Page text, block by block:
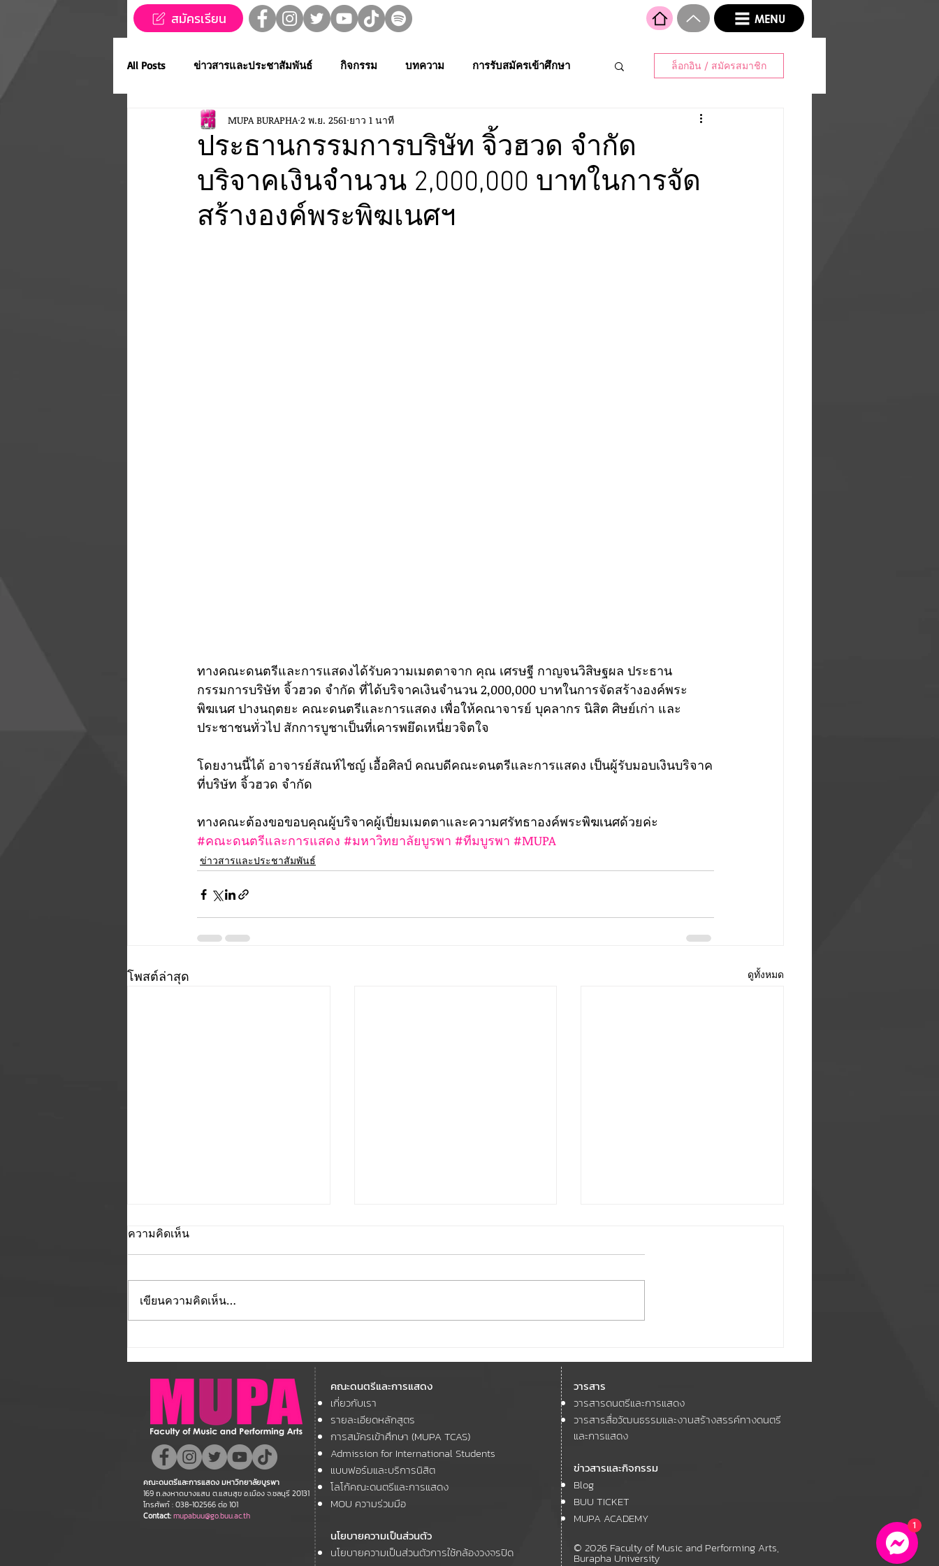
สมัครเรียน MENU
All Posts ข่าวสารและประชาสัมพันธ์ กิจกรรม บทความ การรับสมัครเข้าศึกษา
ข่าวทุนการศึกษา MUPA ชวนชม👀🍿 MUPA On Stage 🌟
Western Music Applied Performing Art Creative Thai Music and Dance Media Cult.
ล็อกอิน / สมัครสมาชิก
ประธานกรรมการบริษัท จิ้วฮวด จำกัด
บริจาคเงินจำนวน 2,000,000 บาทในการจัด
สร้างองค์พระพิฆเนศฯ
MUPA BURAPHA 2 พ.ย. 2561 ยาว 1 นาที
ทางคณะดนตรีและการแสดงได้รับความเมตตาจาก คุณ เศรษฐี กาญจนวิสิษฐผล ประธาน
กรรมการบริษัท จิ้วฮวด จำกัด ที่ได้บริจาคเงินจำนวน 2,000,000 บาทในการจัดสร้างองค์พระ
พิฆเนศ ปางนฤตยะ คณะดนตรีและการแสดง เพื่อให้คณาจารย์ บุคลากร นิสิต ศิษย์เก่า และ
ประชาชนทั่วไป สักการบูชาเป็นที่เคารพยึดเหนี่ยวจิตใจ
โดยงานนี้ได้ อาจารย์สัณห์ไชญ์ เอื้อศิลป์ คณบดีคณะดนตรีและการแสดง เป็นผู้รับมอบเงินบริจาค
ที่บริษัท จิ้วฮวด จำกัด
ทางคณะต้องขอขอบคุณผู้บริจาคผู้เปี่ยมเมตตาและความศรัทธาองค์พระพิฆเนศด้วยค่ะ
#คณะดนตรีและการแสดง #มหาวิทยาลัยบูรพา #ทีมบูรพา #MUPA
ข่าวสารและประชาสัมพันธ์
โพสต์ล่าสุด ดูทั้งหมด
มหาวิทยาลัยบูรพา ขอแสดง
ความยินดี กับคณาจารย์ของ
คณะฯ ที่ได้รับการตอบรับให้นำ
เสนอผลงานวิชาการ ในงาน
ประชุมวิชาการระดับชาติและ
นานาชาติ "ศิลปกรรมวิจัย"
ประจำปี 2569 (FAR 12)
มหาวิทยาลัยบูรพา เข้าร่วม
โครงการ The 21st ASEAN and
11th ASEAN+3 Youth Cultural
Forum
และการแสดง ขอเชิญทุกท่าน
ชม 🎞️ มิวสิควิดีโอเพลง
GOODGUY ของศิลปินวง
Saturn's Light
ความคิดเห็น
เขียนความคิดเห็น…
คณะดนตรีและการแสดง
เกี่ยวกับเรา
รายละเอียดหลักสูตร
การสมัครเข้าศึกษา (MUPA TCAS)
Admission for International Students
แบบฟอร์มและบริการนิสิต
โลโก้คณะดนตรีและการแสดง
MOU ความร่วมมือ
นโยบายความเป็นส่วนตัว
นโยบายความเป็นส่วนตัวการใช้กล้องวงจรปิด
คณะดนตรีและการแสดง มหาวิทยาลัยบูรพา
169 ถ.ลงหาดบางแสน ต.แสนสุข อ.เมือง จ.ชลบุรี 20131
โทรศัพท์ : 038-102566 ต่อ 101
Contact:mupabuu@go.buu.ac.th
วารสาร
วารสารดนตรีและการแสดง
วารสารสื่อวัฒนธรรมและงานสร้างสรรค์ทางดนตรี
และการแสดง
ข่าวสารและกิจกรรม
Blog
BUU TICKET
MUPA ACADEMY
© 2026 Faculty of Music and Performing Arts,
Burapha University
1